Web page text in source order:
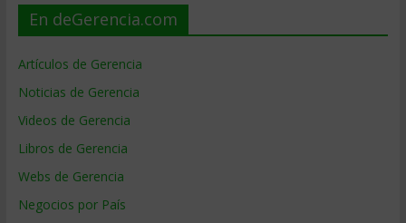
En deGerencia.com
Artículos de Gerencia
Noticias de Gerencia
Videos de Gerencia
Libros de Gerencia
Webs de Gerencia
Negocios por País